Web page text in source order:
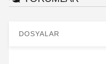
DOSYALAR